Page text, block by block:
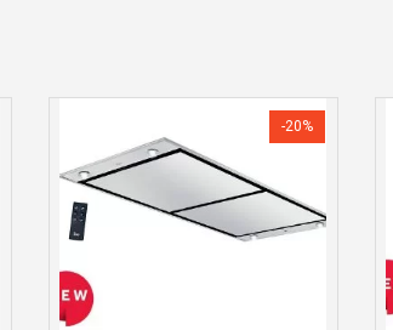
-20%